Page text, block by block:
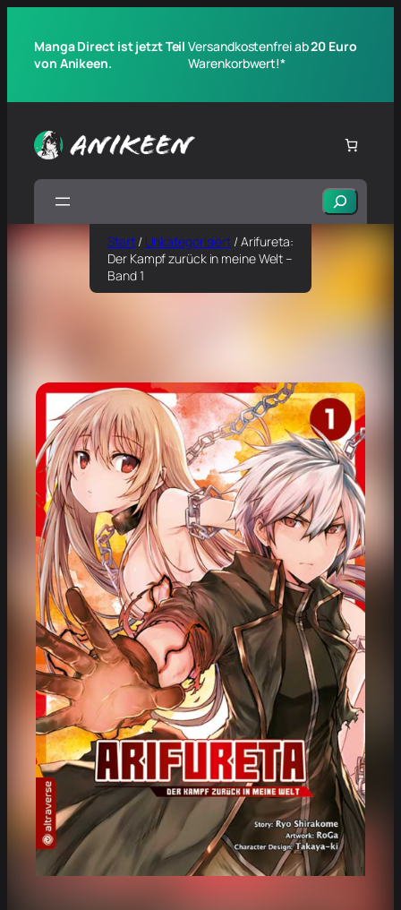
Manga Direct ist jetzt Teil
von Anikeen.
Versandkostenfrei ab20 Euro
Warenkorbwert!*
Suchen
Start/ Unkategorisiert / Arifureta:
Der Kampf zurück in meine Welt –
Band 1